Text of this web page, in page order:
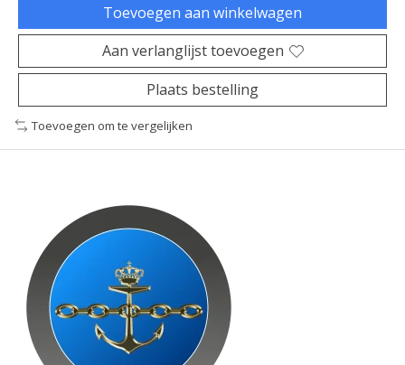
Toevoegen aan winkelwagen
Aan verlanglijst toevoegen
Plaats bestelling
Toevoegen om te vergelijken